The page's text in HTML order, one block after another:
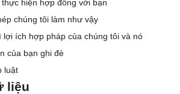
hiện hợp đồng với bạn
chúng tôi làm như vậy
lợi ích hợp pháp của chúng tôi và nó
của bạn ghi đè
luật
liệu